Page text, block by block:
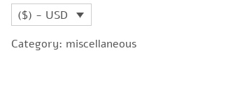
($) - USD
Category: miscellaneous